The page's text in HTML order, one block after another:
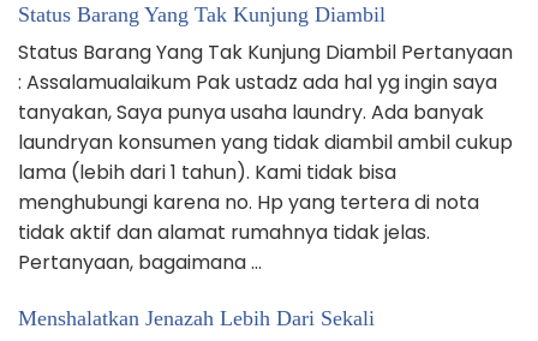
Status Barang Yang Tak Kunjung Diambil
Status Barang Yang Tak Kunjung Diambil Pertanyaan
: Assalamualaikum Pak ustadz ada hal yg ingin saya
tanyakan, Saya punya usaha laundry. Ada banyak
laundryan konsumen yang tidak diambil ambil cukup
lama (lebih dari 1 tahun). Kami tidak bisa
menghubungi karena no. Hp yang tertera di nota
tidak aktif dan alamat rumahnya tidak jelas.
Pertanyaan, bagaimana …
Menshalatkan Jenazah Lebih Dari Sekali